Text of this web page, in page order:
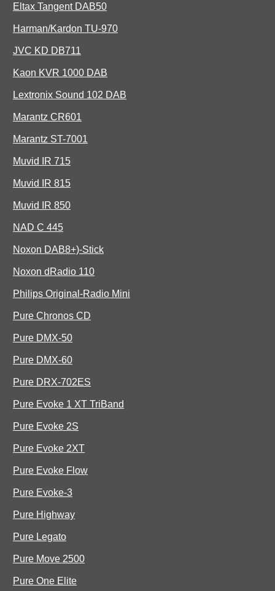
Eltax Tangent DAB50
Harman/Kardon TU-970
JVC KD DB711
Kaon KVR 1000 DAB
Lextronix Sound 102 DAB
Marantz CR601
Marantz ST-7001
Muvid IR 715
Muvid IR 815
Muvid IR 850
NAD C 445
Noxon DAB8+)-Stick
Noxon dRadio 110
Philips Original-Radio Mini
Pure Chronos CD
Pure DMX-50
Pure DMX-60
Pure DRX-702ES
Pure Evoke 1 XT TriBand
Pure Evoke 2S
Pure Evoke 2XT
Pure Evoke Flow
Pure Evoke-3
Pure Highway
Pure Legato
Pure Move 2500
Pure One Elite